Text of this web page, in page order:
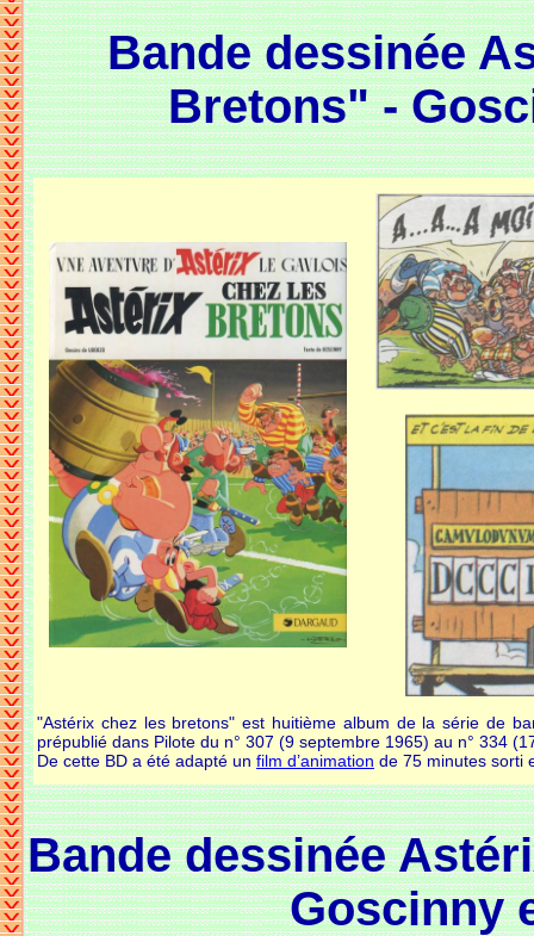
Bande dessinée
Bretons" -
"Astérix chez les bretons" est huitième album de la série de
prépublié dans Pilote du n° 307 (9 septembre 1965) au n° 334
De cette BD a été adapté un film d’animation de 75 minutes sorti
Bande dessinée
Goscinny